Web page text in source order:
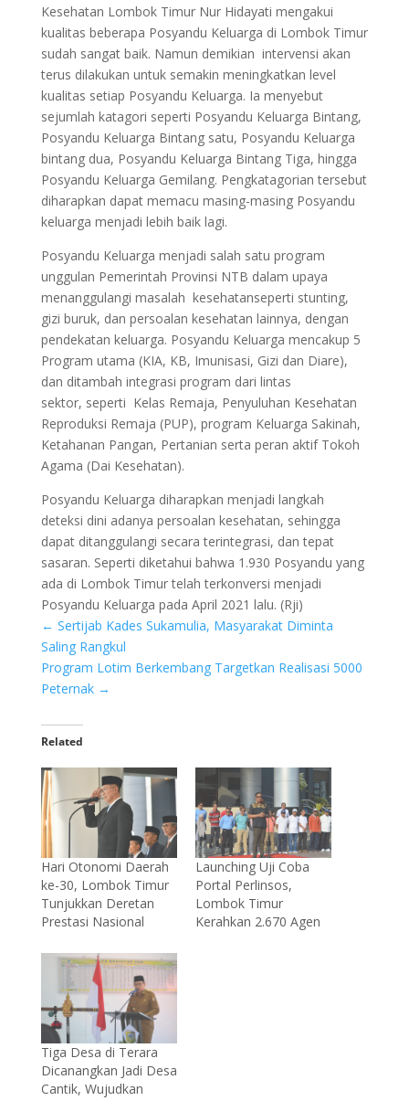
Kesehatan Lombok Timur Nur Hidayati mengakui
kualitas beberapa Posyandu Keluarga di Lombok Timur
sudah sangat baik. Namun demikian intervensi akan
terus dilakukan untuk semakin meningkatkan level
kualitas setiap Posyandu Keluarga. Ia menyebut
sejumlah katagori seperti Posyandu Keluarga Bintang,
Posyandu Keluarga Bintang satu, Posyandu Keluarga
bintang dua, Posyandu Keluarga Bintang Tiga, hingga
Posyandu Keluarga Gemilang. Pengkatagorian tersebut
diharapkan dapat memacu masing-masing Posyandu
keluarga menjadi lebih baik lagi.
Posyandu Keluarga menjadi salah satu program
unggulan Pemerintah Provinsi NTB dalam upaya
menanggulangi masalah kesehatanseperti stunting,
gizi buruk, dan persoalan kesehatan lainnya, dengan
pendekatan keluarga. Posyandu Keluarga mencakup 5
Program utama (KIA, KB, Imunisasi, Gizi dan Diare),
dan ditambah integrasi program dari lintas
sektor, seperti Kelas Remaja, Penyuluhan Kesehatan
Reproduksi Remaja (PUP), program Keluarga Sakinah,
Ketahanan Pangan, Pertanian serta peran aktif Tokoh
Agama (Dai Kesehatan).
Posyandu Keluarga diharapkan menjadi langkah
deteksi dini adanya persoalan kesehatan, sehingga
dapat ditanggulangi secara terintegrasi, dan tepat
sasaran. Seperti diketahui bahwa 1.930 Posyandu yang
ada di Lombok Timur telah terkonversi menjadi
Posyandu Keluarga pada April 2021 lalu. (Rji)
← Sertijab Kades Sukamulia, Masyarakat Diminta
Saling Rangkul
Program Lotim Berkembang Targetkan Realisasi 5000
Peternak →
Related
Hari Otonomi Daerah
ke-30, Lombok Timur
Tunjukkan Deretan
Prestasi Nasional
Launching Uji Coba
Portal Perlinsos,
Lombok Timur
Kerahkan 2.670 Agen
Tiga Desa di Terara
Dicanangkan Jadi Desa
Cantik, Wujudkan